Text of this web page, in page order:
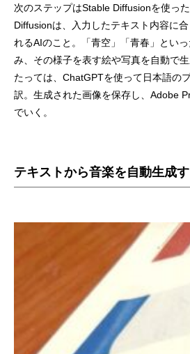
次のステップはStable Diffusionを使っ
Diffusionは、入力したテキスト内容に
れるAIのこと。「青空」「青春」とい
み、その様子を表す絵や写真を自動で
たっては、ChatGPTを使って日本語の
訳。生成された画像を保存し、Adobe
でいく。
テキストから音楽を自動生成す